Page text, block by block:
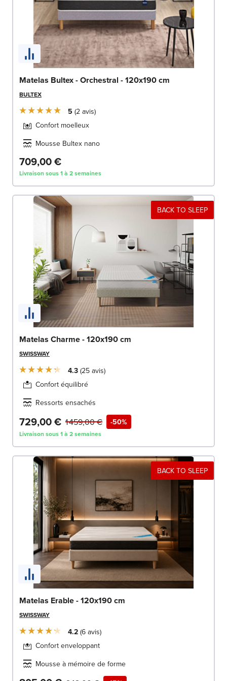
Matelas Bultex - Orchestral - 120x190 cm
BULTEX
5 2 avis
Confort moelleux
Mousse Bultex nano
709,00 €
Livraison sous 1 à 2 semaines
BACK TO SLEEP
Matelas Charme - 120x190 cm
SWISSWAY
4.3 25 avis
Confort équilibré
Ressorts ensachés
729,00 € -50%
1 459,00 €
Livraison sous 1 à 2 semaines
BACK TO SLEEP
Matelas Erable - 120x190 cm
SWISSWAY
4.2 6 avis
Confort enveloppant
Mousse à mémoire de forme